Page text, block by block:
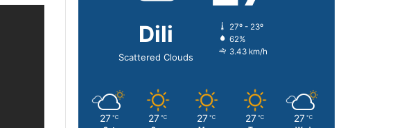
Dili
Scattered Clouds
27º - 23º
62%
3.43 km/h
27 ℃ 27 ℃ 27 ℃ 27 ℃ 27 ℃